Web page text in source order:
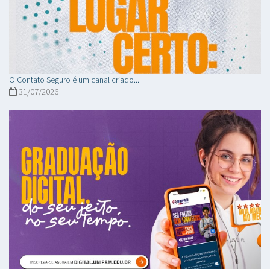
O Contato Seguro é um canal criado...
31/07/2026